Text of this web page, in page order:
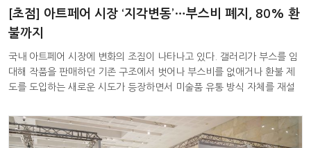
[초점] 아트페어 시장 ‘지각변동’…부스비 폐지, 80% 환
불까지
국내 아트페어 시장에 변화의 조짐이 나타나고 있다. 갤러리가 부스를 임
대해 작품을 판매하던 기존 구조에서 벗어나 부스비를 없애거나 환불 제
도를 도입하는 새로운 시도가 등장하면서 미술품 유통 방식 자체를 재설